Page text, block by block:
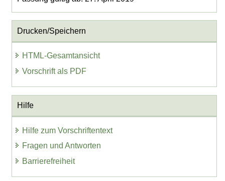
Drucken/Speichern
HTML-Gesamtansicht
Vorschrift als PDF
Hilfe
Hilfe zum Vorschriftentext
Fragen und Antworten
Barrierefreiheit